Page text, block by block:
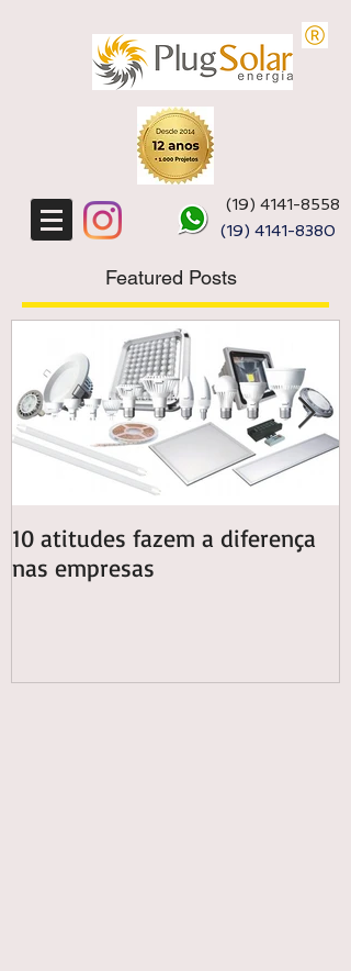
(19) 4141-8558
(19) 4141-8380
Featured Posts
10 atitudes fazem a diferença
nas empresas